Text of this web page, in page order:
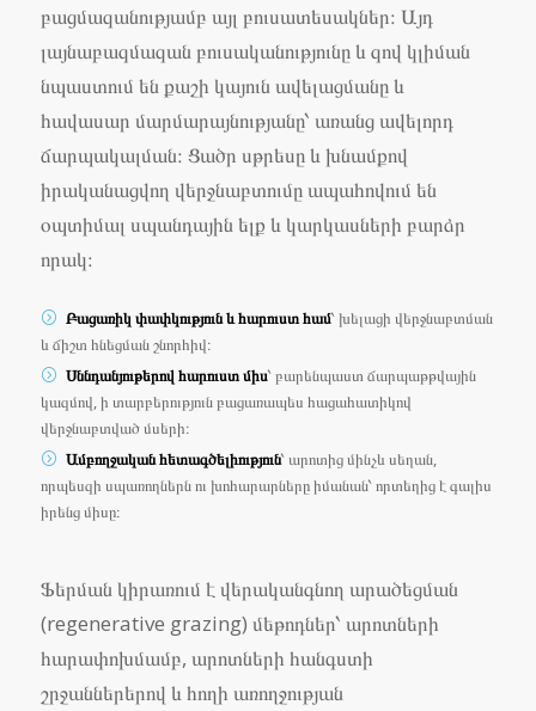
բացմազանությամբ այլ բուսատեսակներ։ Այդ
լայնաբազմազան բուսականությունը և զով կլիման
նպաստում են քաշի կայուն ավելացմանը և
հավասար մարմարայնությանը՝ առանց ավելորդ
ճարպակալման։ Ցածր սթրեսը և խնամքով
իրականացվող վերջնաբտումը ապահովում են
օպտիմալ սպանդային ելք և կարկասների բարձր
որակ։
Բացառիկ փափկություն և հարուստ համ՝ խելացի վերջնաբտման
և ճիշտ հնեցման շնորհիվ։
Սննդանյութերով հարուստ միս՝ բարենպաստ ճարպաթթվային
կազմով, ի տարբերություն բացառապես հացահատիկով
վերջնաբտված մսերի։
Ամբողջական հետագծելիություն՝ արոտից մինչև սեղան,
որպեսզի սպառողներն ու խոհարարները իմանան՝ որտեղից է գալիս
իրենց միսը։
Ֆերման կիրառում է վերականգնող արածեցման
(regenerative grazing) մեթոդներ՝ արոտների
հարափոխմամբ, արոտների հանգստի
շրջաններերով և հողի առողջության